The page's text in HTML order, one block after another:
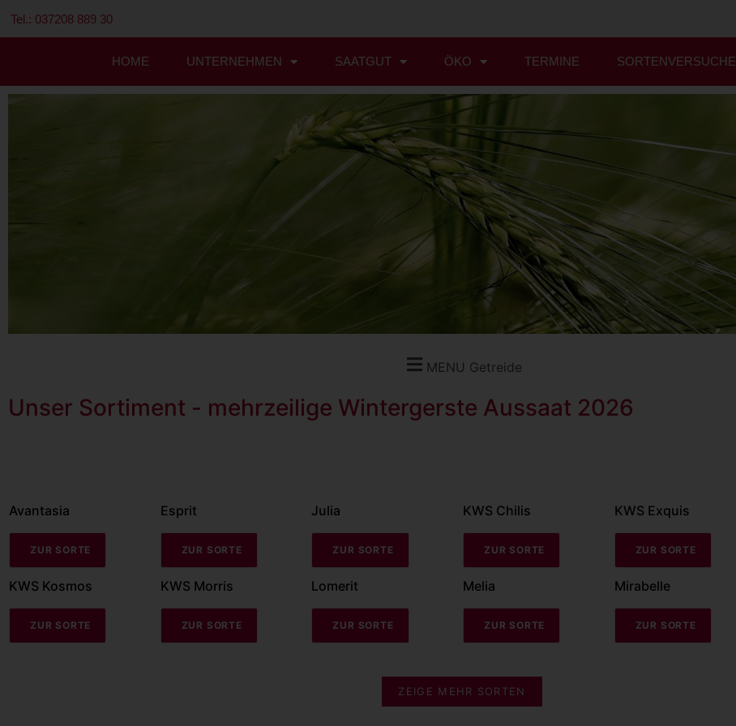
Tel.: 037208 889 30
HOME UNTERNEHMEN SAATGUT ÖKO TERMINE SORTENVERSUCHE
MENU Getreide
Unser Sortiment - mehrzeilige Wintergerste Aussaat 2026
Avantasia
ZUR SORTE
Esprit
ZUR SORTE
Julia
ZUR SORTE
KWS Chilis
ZUR SORTE
KWS Exquis
ZUR SORTE
KWS Kosmos
ZUR SORTE
KWS Morris
ZUR SORTE
Lomerit
ZUR SORTE
Melia
ZUR SORTE
Mirabelle
ZUR SORTE
ZEIGE MEHR SORTEN